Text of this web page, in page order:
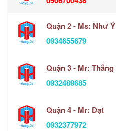
Quận 2 - Ms: Như Ý
0934655679
Quận 3 - Mr: Thắng
0932489685
Quận 4 - Mr: Đạt
0932377972